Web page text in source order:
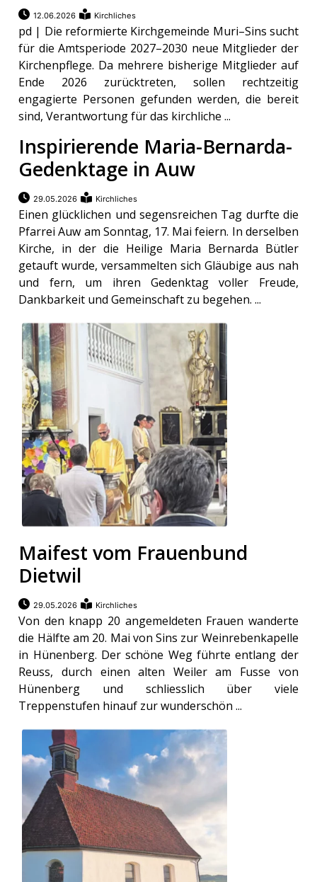
12.06.2026 Kirchliches
pd | Die reformierte Kirchgemeinde Muri–Sins sucht
für die Amtsperiode 2027–2030 neue Mitglieder der
Kirchenpflege. Da mehrere bisherige Mitglieder auf
Ende 2026 zurücktreten, sollen rechtzeitig
engagierte Personen gefunden werden, die bereit
sind, Verantwortung für das kirchliche ...
Inspirierende Maria-Bernarda-
Gedenktage in Auw
29.05.2026 Kirchliches
Einen glücklichen und segensreichen Tag durfte die
Pfarrei Auw am Sonntag, 17. Mai feiern. In derselben
Kirche, in der die Heilige Maria Bernarda Bütler
getauft wurde, versammelten sich Gläubige aus nah
und fern, um ihren Gedenktag voller Freude,
Dankbarkeit und Gemeinschaft zu begehen. ...
Maifest vom Frauenbund
Dietwil
29.05.2026 Kirchliches
Von den knapp 20 angemeldeten Frauen wanderte
die Hälfte am 20. Mai von Sins zur Weinrebenkapelle
in Hünenberg. Der schöne Weg führte entlang der
Reuss, durch einen alten Weiler am Fusse von
Hünenberg und schliesslich über viele
Treppenstufen hinauf zur wunderschön ...